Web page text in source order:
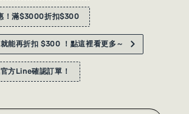
！滿$3000折扣$300
能再折扣 $300 ！點這裡看更多～
方Line確認訂單！